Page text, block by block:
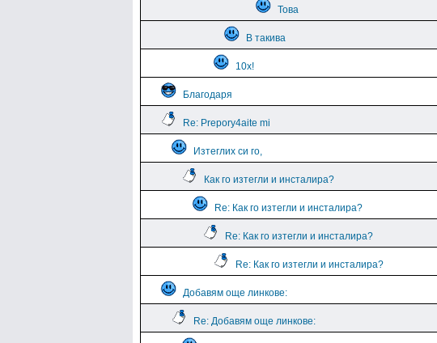
Това
В такива
10х!
Благодаря
Re: Prepory4aite mi
Изтеглих си го,
Как го изтегли и инсталира?
Re: Как го изтегли и инсталира?
Re: Как го изтегли и инсталира?
Re: Как го изтегли и инсталира?
Добавям още линкове:
Re: Добавям още линкове: